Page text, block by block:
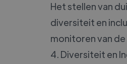
Het stellen van
diversiteit en
monitoren van
4. Diversiteit en